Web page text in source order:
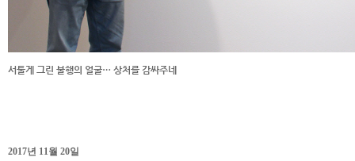
서툴게 그린 불행의 얼굴… 상처를 감싸주네
2017년 11월 20일